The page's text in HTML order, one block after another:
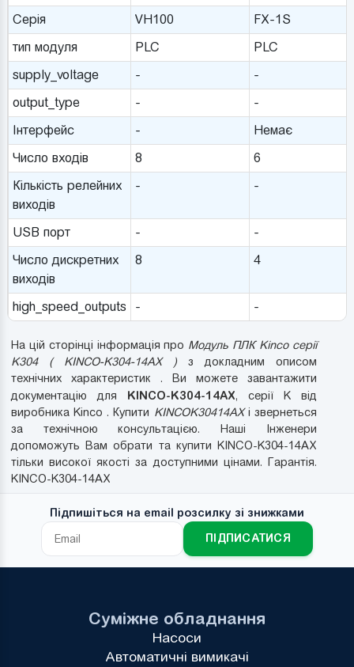
Серія
VH100
FX-1S
тип модуля
PLC
PLC
supply_voltage
-
-
output_type
-
-
Інтерфейс
-
Немає
Число входів
8
6
Кількість релейних
виходів
- -
USB порт -
-
Число дискретних
виходів
8 4
high_speed_outputs - -
На цій сторінці інформація про Модуль ПЛК Kinco серії
K304 ( KINCO-K304-14AX )з докладним описом
технічних характеристик . Ви можете завантажити
документацію для KINCO-K304-14AX, серії K від
виробника Kinco . Купити KINCOK30414AXі звернеться
за технічною консультацією. Наші Інженери
допоможуть Вам обрати та купити KINCO-K304-14AX
тільки високої якості за доступними цінами. Гарантія.
KINCO-K304-14AX
Підпишіться на email розсилку зі знижками
ПІДПИСАТИСЯ
Суміжне обладнання
Насоси
Автоматичні вимикачі